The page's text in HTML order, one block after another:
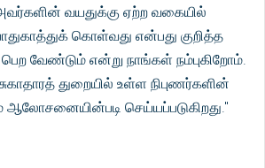
வயதுக்கு ஏற்ற வகையில்
கொள்வது என்பது குறித்த
வேண்டும் என்று நாங்கள் நம்புகிறோம்.
துறையில் உள்ள நிபுணர்களின்
ஆலோசனையின்படி செய்யப்படுகிறது."